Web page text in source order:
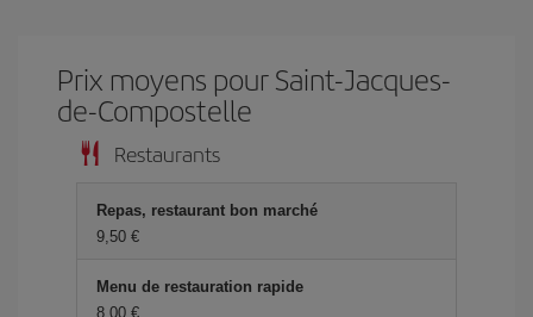
Prix ​​moyens pour Saint-Jacques-
de-Compostelle
Restaurants
Repas, restaurant bon marché
9,50 €
Menu de restauration rapide
8,00 €